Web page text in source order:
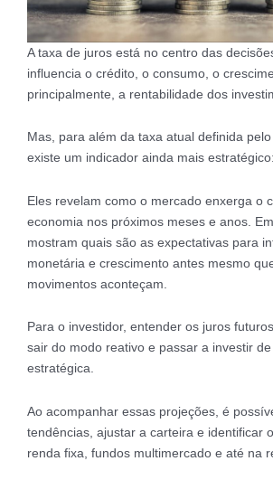
A taxa de juros está no centro das
influencia o crédito, o consumo, o
principalmente, a rentabilidade dos
Mas, para além da taxa atual definida pelo
existe um indicador ainda mais
Eles revelam como o mercado enxerga o
economia nos próximos meses e anos.
mostram quais são as expectativas para
monetária e crescimento antes mesmo
movimentos aconteçam.
Para o investidor, entender os juros
sair do modo reativo e passar a investir
estratégica.
Ao acompanhar essas projeções, é
tendências, ajustar a carteira e identificar
renda fixa, fundos multimercado e até na